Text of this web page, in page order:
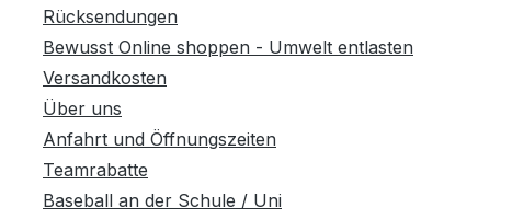
Rücksendungen
Bewusst Online shoppen - Umwelt entlasten
Versandkosten
Über uns
Anfahrt und Öffnungszeiten
Teamrabatte
Baseball an der Schule / Uni